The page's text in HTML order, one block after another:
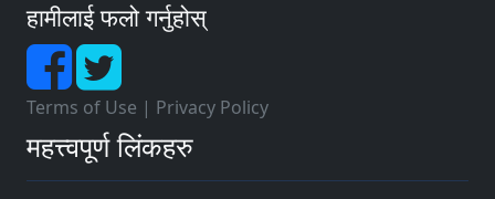
हामीलाई फलो गर्नुहोस्
Terms of Use | Privacy Policy
महत्त्वपूर्ण लिंकहरु